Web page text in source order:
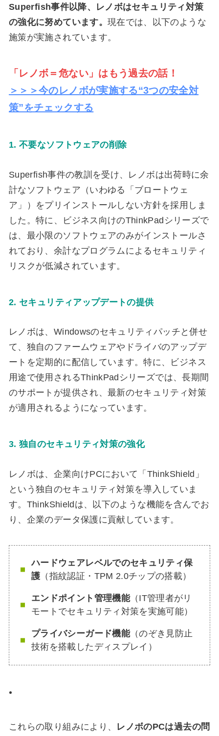
Superfish事件以降、レノボはセキュリティ対策
の強化に努めています。 現在では、以下のような
施策が実施されています。
「レノボ＝危ない」はもう過去の話！
＞＞＞今のレノボが実施する“3つの安全対
策”をチェックする
1. 不要なソフトウェアの削除
Superfish事件の教訓を受け、レノボは出荷時に余
計なソフトウェア（いわゆる「ブロートウェ
ア」）をプリインストールしない方針を採用しま
した。特に、ビジネス向けのThinkPadシリーズで
は、最小限のソフトウェアのみがインストールさ
れており、余計なプログラムによるセキュリティ
リスクが低減されています。
2. セキュリティアップデートの提供
レノボは、Windowsのセキュリティパッチと併せ
て、独自のファームウェアやドライバのアップデ
ートを定期的に配信しています。特に、ビジネス
用途で使用されるThinkPadシリーズでは、長期間
のサポートが提供され、最新のセキュリティ対策
が適用されるようになっています。
3. 独自のセキュリティ対策の強化
レノボは、企業向けPCにおいて「ThinkShield」
という独自のセキュリティ対策を導入していま
す。ThinkShieldは、以下のような機能を含んでお
り、企業のデータ保護に貢献しています。
ハードウェアレベルでのセキュリティ保
護 （指紋認証・TPM 2.0チップの搭載）
エンドポイント管理機能（IT管理者がリ
モートでセキュリティ対策を実施可能）
プライバシーガード機能（のぞき見防止
技術を搭載したディスプレイ）
これらの取り組みにより、 レノボのPCは過去の問